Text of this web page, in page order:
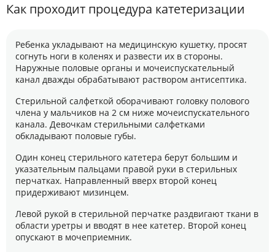
Как проходит процедура катетеризации
Ребенка укладывают на медицинскую кушетку, просят
согнуть ноги в коленях и развести их в стороны.
Наружные половые органы и мочеиспускательный
канал дважды обрабатывают раствором антисептика.
Стерильной салфеткой оборачивают головку полового
члена у мальчиков на 2 см ниже мочеиспускательного
канала. Девочкам стерильными салфетками
обкладывают половые губы.
Один конец стерильного катетера берут большим и
указательным пальцами правой руки в стерильных
перчатках. Направленный вверх второй конец
придерживают мизинцем.
Левой рукой в стерильной перчатке раздвигают ткани в
области уретры и вводят в нее катетер. Второй конец
опускают в мочеприемник.